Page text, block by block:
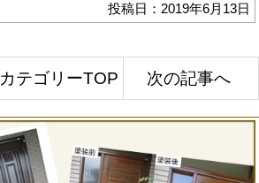
投稿日：2019年6月13日
カテゴリーTOP 次の記事へ